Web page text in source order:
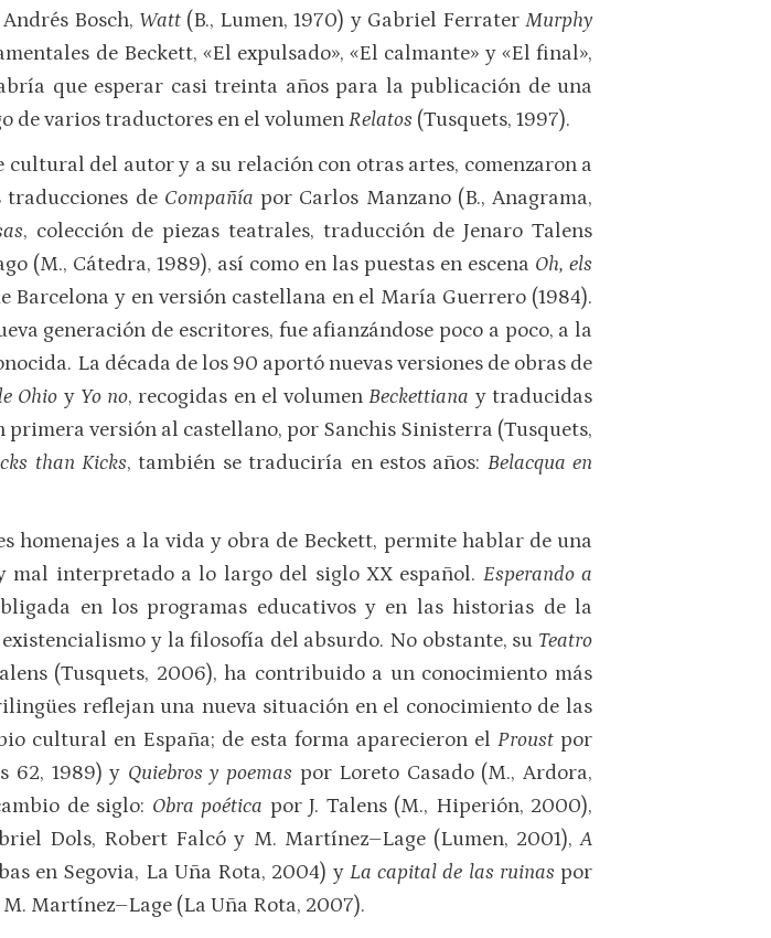
Bosch, Watt (B., Lumen, 1970) y Gabriel FerraterMurphy
de Beckett, «El expulsado», «El calmante» y «El final»,
que esperar casi treinta años para la publicación de una
de varios traductores en el volumenRelatos (Tusquets, 1997).
del autor y a su relación con otras artes, comenzaron a
de Compañía por Carlos Manzano (B., Anagrama,
, colección de piezas teatrales, traducción de Jenaro Talens
(M., Cátedra, 1989), así como en las puestas en escena Oh, els
Barcelona y en versión castellana en el María Guerrero (1984).
generación de escritores, fue afianzándose poco a poco, a la
La década de los 90 aportó nuevas versiones de obras de
Ohio y Yo no, recogidas en el volumenBeckettiana y traducidas
primera versión al castellano, por Sanchis Sinisterra (Tusquets,
than Kicks, también se traduciría en estos años: Belacqua en
homenajes a la vida y obra de Beckett, permite hablar de una
interpretado a lo largo del siglo XX español. Esperando a
en los programas educativos y en las historias de la
y la filosofía del absurdo. No obstante, su Teatro
(Tusquets, 2006), ha contribuido a un conocimiento más
reflejan una nueva situación en el conocimiento de las
cultural en España; de esta forma aparecieron el Proust por
62, 1989) y Quiebros y poemas por Loreto Casado (M., Ardora,
de siglo: Obra poética por J. Talens (M., Hiperión, 2000),
Dols, Robert Falcó y M. Martínez–Lage (Lumen, 2001),A
en Segovia, La Uña Rota, 2004) y La capital de las ruinas por
Martínez–Lage (La Uña Rota, 2007).